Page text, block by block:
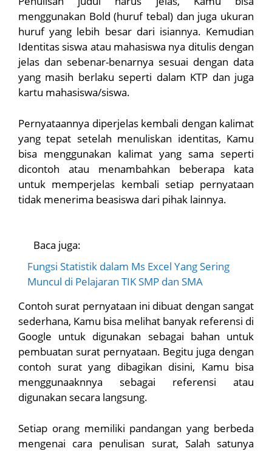
menggunakan Bold (huruf tebal) dan juga ukuran
huruf yang lebih besar dari isiannya. Kemudian
Identitas siswa atau mahasiswa nya ditulis dengan
jelas dan sebenar-benarnya sesuai dengan data
yang masih berlaku seperti dalam KTP dan juga
kartu mahasiswa/siswa.
Pernyataannya diperjelas kembali dengan kalimat
yang tepat setelah menuliskan identitas, Kamu
bisa menggunakan kalimat yang sama seperti
dicontoh atau menambahkan beberapa kata
untuk memperjelas kembali setiap pernyataan
tidak menerima beasiswa dari pihak lainnya.
Baca juga:
Fungsi Statistik dalam Ms Excel Yang Sering
Muncul di Pelajaran TIK SMP dan SMA
Contoh surat pernyataan ini dibuat dengan sangat
sederhana, Kamu bisa melihat banyak referensi di
Google untuk digunakan sebagai bahan untuk
pembuatan surat pernyataan. Begitu juga dengan
contoh surat yang dibagikan disini, Kamu bisa
menggunaaknnya sebagai referensi atau
digunakan secara langsung.
Setiap orang memiliki pandangan yang berbeda
mengenai cara penulisan surat, Salah satunya